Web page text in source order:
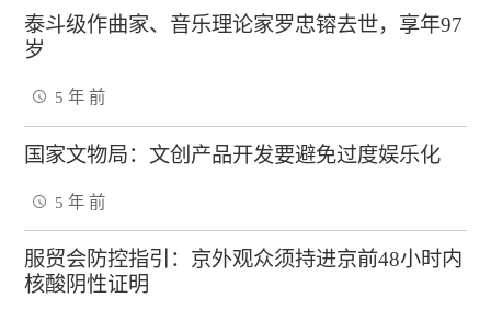
泰斗级作曲家、音乐理论家罗忠镕去世，享年97
岁
5 年 前
国家文物局：文创产品开发要避免过度娱乐化
5 年 前
服贸会防控指引：京外观众须持进京前48小时内
核酸阴性证明